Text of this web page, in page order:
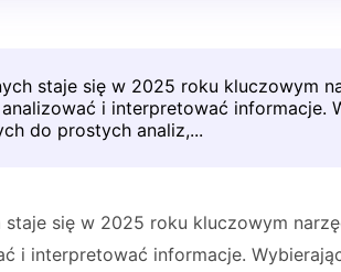
staje się w 2025 roku kluczowym
i interpretować informacje.
do prostych analiz,...
staje się w 2025 roku kluczowym
i interpretować informacje.